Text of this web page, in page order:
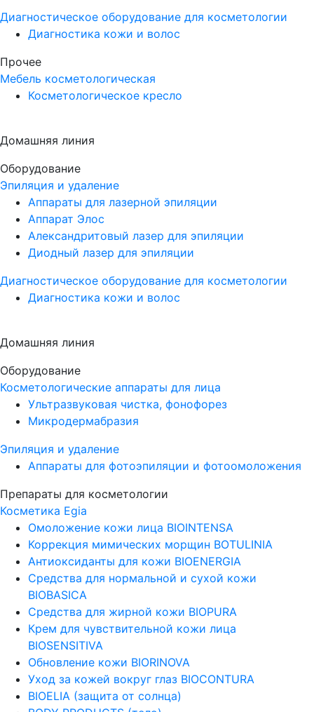
Диагностическое оборудование для косметологии
Диагностика кожи и волос
Прочее
Мебель косметологическая
Косметологическое кресло
Домашняя линия
Оборудование
Эпиляция и удаление
Аппараты для лазерной эпиляции
Аппарат Элос
Александритовый лазер для эпиляции
Диодный лазер для эпиляции
Диагностическое оборудование для косметологии
Диагностика кожи и волос
Домашняя линия
Оборудование
Косметологические аппараты для лица
Ультразвуковая чистка, фонофорез
Микродермабразия
Эпиляция и удаление
Аппараты для фотоэпиляции и фотоомоложения
Препараты для косметологии
Косметика Egia
Омоложение кожи лица BIOINTENSA
Коррекция мимических морщин BOTULINIA
Антиоксиданты для кожи BIOENERGIA
Средства для нормальной и сухой кожи
BIOBASICA
Средства для жирной кожи BIOPURA
Крем для чувствительной кожи лица
BIOSENSITIVA
Обновление кожи BIORINOVA
Уход за кожей вокруг глаз BIOCONTURA
BIOELIA (защита от солнца)